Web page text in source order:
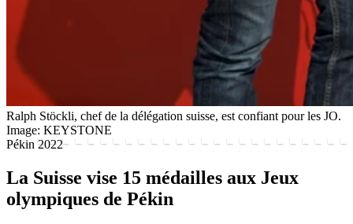
Ralph Stöckli, chef de la délégation suisse, est confiant pour les JO.
Image: KEYSTONE
Pékin 2022
La Suisse vise 15 médailles aux Jeux
olympiques de Pékin